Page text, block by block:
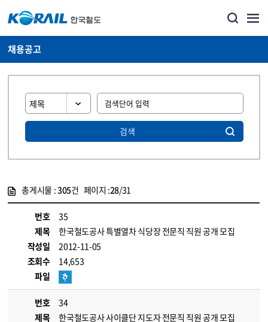
채용공고
검색
총게시물 :305건 페이지 :28/31
번호
35
제목
한국철도공사 특별열차 식당장 전문직 직원 공개 모집
작성일
2012-11-05
조회수
14,653
파일
번호
34
제목
한국철도공사 사이클단 지도자 전문직 직원 공개 모집